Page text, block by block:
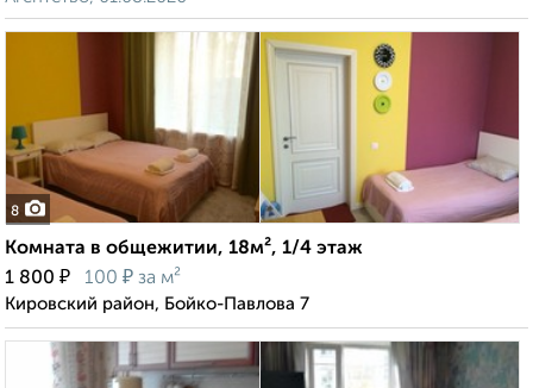
8
Комната в общежитии, 18м², 1/4 этаж
1 800 ₽ 100 ₽ за м²
Кировский район, Бойко-Павлова 7